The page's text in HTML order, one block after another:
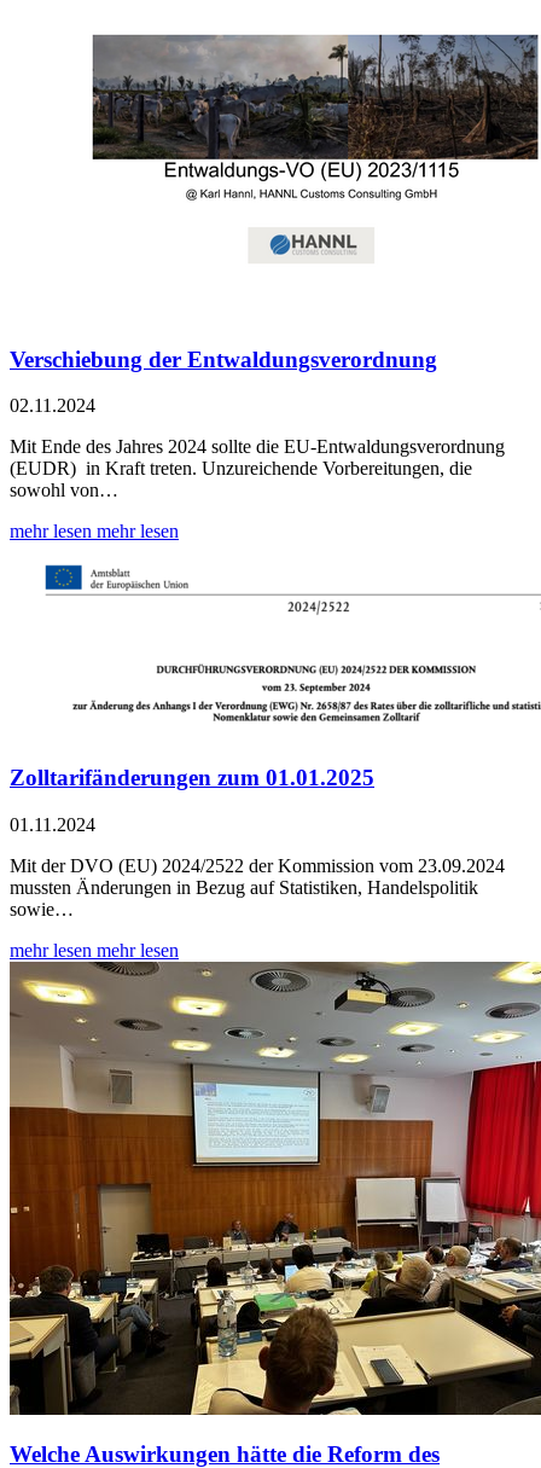
Verschiebung der Entwaldungsverordnung
02.11.2024
Mit Ende des Jahres 2024 sollte die EU-Entwaldungsverordnung
(EUDR) in Kraft treten. Unzureichende Vorbereitungen, die
sowohl von…
mehr lesen mehr lesen
Zolltarifänderungen zum 01.01.2025
01.11.2024
Mit der DVO (EU) 2024/2522 der Kommission vom 23.09.2024
mussten Änderungen in Bezug auf Statistiken, Handelspolitik
sowie…
mehr lesen mehr lesen
Welche Auswirkungen hätte die Reform des